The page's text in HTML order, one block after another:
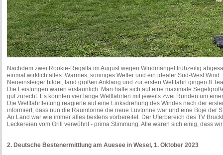
Nachdem zwei Rookie-Regatta im August wegen Windmangel frühzeitig
einmal wirklich alles. Warmes, sonniges Wetter und ein idealer Süd-West
Neueinsteiger bildet, fand großen Anklang und zur ersten Wettfahrt gingen 8
Die Leistungen waren erstaunlich. Man hatte sich auf eine maximale
gut zurecht. Es konnten vier lange Wettfahrten mit jeweils zwei Runden um
Die Wettfahrtleitung reagierte auf eine Linksdrehung des Windes nach der
informiert, dass nun die Raumtonne die neue Luvtonne war und eine Boje der
An Land war wie immer alles bestens vorbereitet. Der Uferbereich des TV
Leckereien vom Grill verwöhnt - prima Stimmung. Alle waren sich einig, dass
2. Deutsche Bestenermittlung am Auesee in Wesel, 1. Oktober 2023